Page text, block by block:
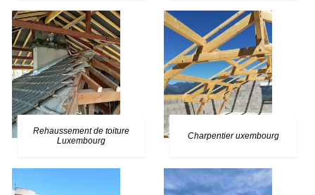
Rehaussement de toiture
Luxembourg
Charpentier uxembourg